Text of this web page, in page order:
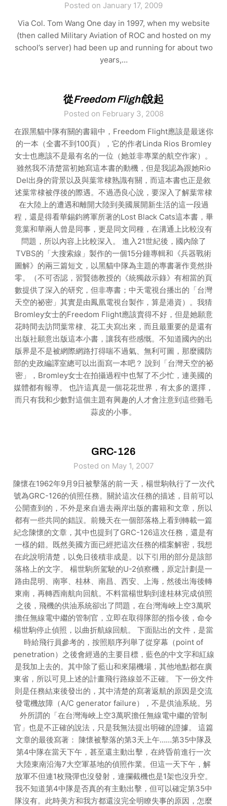
Posted on January 17, 2009
Via Col. Tom Wang One day in 1997, when my website
(then called Military Aviation of ROC and hosted on my
school’s server) had been up and running for about two
years,…
從Freedom Flight說起
Posted on February 3, 2008
在跟黑貓中隊有關的書籍中，Freedom Flight應該是最迷你
的一本（全書不到100頁），它的作者Linda Rios Bromley
女士也應該不是最有名的一位（她並非專業的航空作家）。
雖然我不清楚當初她寫這本書的動機，但是我認為跟她Rio
Del出身的背景以及與葉常棣熟識有關，而這本書也正是敘
述葉常棣被俘後的際遇。不過憑良心說，要深入了解葉常棣
在大陸上的遭遇和離開大陸到美國展開新生活的這一段過
程，還是得看華錫鈞將軍所著的Lost Black Cats這本書，畢
竟葉和華兩人曾是同事，更是同文同種，在溝通上比較沒有
問題，所以內容上比較深入。 進入21世紀後，國內除了
TVBS的「大搜索線」製作的一個15分鐘專輯和《兵器戰術
圖解》的兩三篇短文，以黑貓中隊為主題的專書著作竟然掛
零。（不可否認，習賢德教授的《統獨啟示錄》有相當的頁
數提供了深入的研究，但非專書；中天電視台播出的「台灣
天空的祕密」其實是由鳳凰電視台製作，算是港資）。我猜
Bromley女士的Freedom Flight應該賣得不好，但是她願意
花時間去訪問葉常棣、花工夫寫出來，而且最重要的是還有
出版社願意出版這本小書，讓我有些感慨。不知道國內的出
版界是不是被網際網路打得喘不過氣、無利可圖，那麼國防
部的史政編譯室總可以出面寫一本吧？ 說到「台灣天空的祕
密」，Bromley女士在拍攝過程中也幫了不少忙，連美國的
媒體都有報導。 也許這真是一個花花世界，有太多的選擇，
而只有我和少數對這個主題有興趣的人才會注意到這些雞毛
蒜皮的小事。
GRC-126
Posted on May 1, 2007
陳懷在1962年9月9日被擊落的前一天，楊世駒執行了一次代
號為GRC-126的偵照任務。關於這次任務的描述，目前可以
公開查到的，不外是來自過去兩岸出版的書籍和文章，所以
都有一些共同的錯誤。前幾天在一個部落格上看到轉載一篇
紀念陳懷的文章，其中也提到了GRC-126這次任務，還是有
一樣的錯。既然美國方面已經把這次任務的檔案解密，我想
在此說明清楚，以免日後積非成是。以下引用的部分是該部
落格上的文字。 楊世駒所駕駛的U-2偵察機，原定計劃是一
路由昆明、南寧、桂林、南昌、西安、上海，然後出海後轉
東南，再轉西南航向回航。不料當楊世駒到達桂林完成偵照
之後，飛機的供油系統卻出了問題，在台灣海峽上空3萬呎
擔任無線電中繼的管制官，立即在取得隊部的指令後，命令
楊世駒停止偵照，以曲折航線回航。 下面貼出的文件，是當
時給飛行員參考的，按照順序列舉了從穿幕（point of
penetration）之後會經過的主要目標，藍色的中文字和紅線
是我加上去的。其中除了藍山和來陽機場，其他地點都在廣
東省，所以可見上述的計畫飛行路線並不正確。 下一份文件
則是任務結束後發出的，其中清楚的寫著返航的原因是交流
發電機故障（A/C generator failure），不是供油系統。另
外所謂的「在台灣海峽上空3萬呎擔任無線電中繼的管制
官」也是不正確的說法，只是我無法提出明確的證據。 這篇
文章的最後寫著： 陳懷被擊落的第3天上午……第35中隊及
第4中隊在當天下午，甚至還主動出擊，在終昏前進行一次
大陸東南沿海7大空軍基地的偵照作業。但這一天下午，解
放軍不但連1枚飛彈也沒發射，連攔截機也是1架也沒升空。
我不知道第4中隊是否真的有主動出擊，但可以確定第35中
隊沒有。此時美方和我方都還沒完全明瞭失事的原因，怎麼